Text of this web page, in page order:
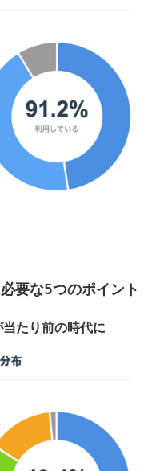
要な5つのポイント
たり前の時代に